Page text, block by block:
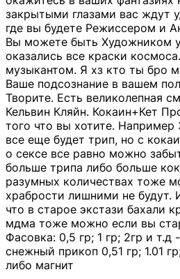
закрытыми глазами вас ждут
где вы будете Режиссером и
Вы можете быть Художником
оказались все краски
музыкантом. Я хз кто ты бро
Ваше подсознание в вашем
Творите. Есть великолепная
Кельвин Кляйн. Кокаин+Кет
того что вы хотите. Например
все еще будет трип, но с
о сексе все равно можно
больше трипа либо больше
разумных количествах тоже
храбрости лишними не будут.
что в старое экстази бахали
мдма тоже можно если вы
Фасовка: 0,5 гр; 1 гр; 2гр и т.д
снежный прикоп 0,51 гр; 1.01
либо магнит